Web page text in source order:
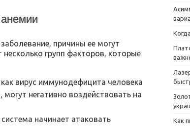
причины ее могут
групп факторов, которые
вирус иммунодефицита человека
негативно воздействовать на
начинает атаковать
Как